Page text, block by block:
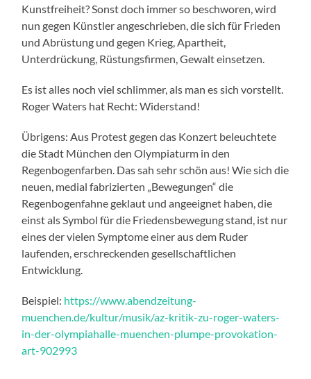
Kunstfreiheit? Sonst doch immer so beschworen, wird
nun gegen Künstler angeschrieben, die sich für Frieden
und Abrüstung und gegen Krieg, Apartheit,
Unterdrückung, Rüstungsfirmen, Gewalt einsetzen.
Es ist alles noch viel schlimmer, als man es sich vorstellt.
Roger Waters hat Recht: Widerstand!
Übrigens: Aus Protest gegen das Konzert beleuchtete
die Stadt München den Olympiaturm in den
Regenbogenfarben. Das sah sehr schön aus! Wie sich die
neuen, medial fabrizierten „Bewegungen“ die
Regenbogenfahne geklaut und angeeignet haben, die
einst als Symbol für die Friedensbewegung stand, ist nur
eines der vielen Symptome einer aus dem Ruder
laufenden, erschreckenden gesellschaftlichen
Entwicklung.
Beispiel: https://www.abendzeitung-
muenchen.de/kultur/musik/az-kritik-zu-roger-waters-
in-der-olympiahalle-muenchen-plumpe-provokation-
art-902993